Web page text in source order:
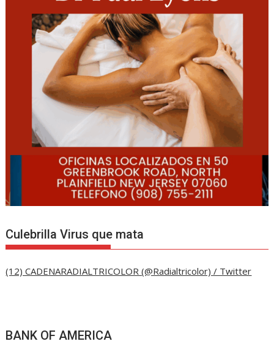
Culebrilla Virus que mata
(12) CADENARADIALTRICOLOR (@Radialtricolor) / Twitter
BANK OF AMERICA